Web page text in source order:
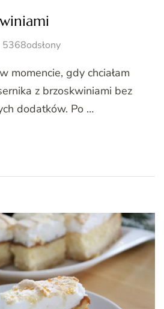
5368odsłony
momencie, gdy chciałam
z brzoskwiniami bez
dodatków. Po …